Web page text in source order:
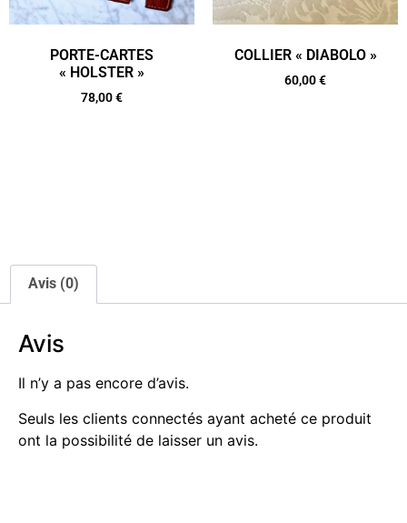
PORTE-CARTES
« HOLSTER »
78,00€
COLLIER « DIABOLO »
60,00€
Avis (0)
Avis
Il n’y a pas encore d’avis.
Seuls les clients connectés ayant acheté ce produit
ont la possibilité de laisser un avis.